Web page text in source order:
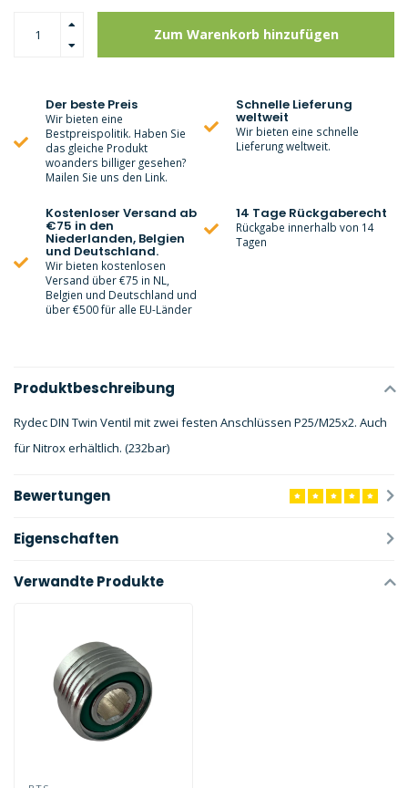
Zum Warenkorb hinzufügen
Der beste Preis
Wir bieten eine
Bestpreispolitik. Haben Sie
das gleiche Produkt
woanders billiger gesehen?
Mailen Sie uns den Link.
Schnelle Lieferung
weltweit
Wir bieten eine schnelle
Lieferung weltweit.
Kostenloser Versand ab
€75 in den
Niederlanden, Belgien
und Deutschland.
Wir bieten kostenlosen
Versand über €75 in NL,
Belgien und Deutschland und
über €500 für alle EU-Länder
14 Tage Rückgaberecht
Rückgabe innerhalb von 14
Tagen
Produktbeschreibung
Rydec DIN Twin Ventil mit zwei festen Anschlüssen P25/M25x2. Auch
für Nitrox erhältlich. (232bar)
Bewertungen
Eigenschaften
Verwandte Produkte